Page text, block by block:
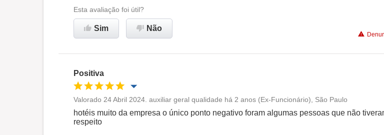
Esta avaliação foi útil?
Sim Não
Positiva
Oportunidade de promoção Conciliação com a vida familiar
Valorado 24 Abril 2024. auxiliar geral qualidade há 2 anos (Ex-Funcionário), São Paulo
hotéis muito da empresa o único ponto negativo foram algumas pessoas que não
respeito